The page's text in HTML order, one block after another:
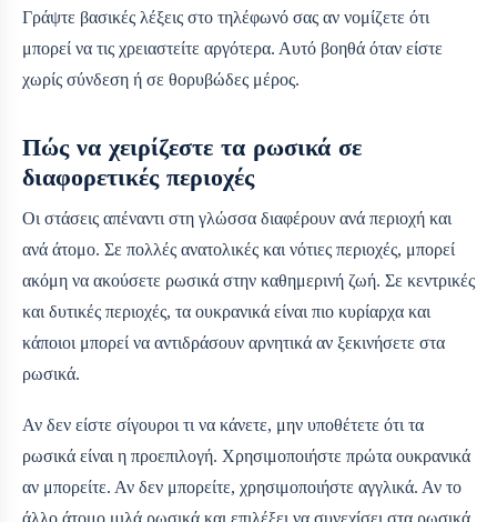
Γράψτε βασικές λέξεις στο τηλέφωνό σας αν νομίζετε ότι
μπορεί να τις χρειαστείτε αργότερα. Αυτό βοηθά όταν είστε
χωρίς σύνδεση ή σε θορυβώδες μέρος.
Πώς να χειρίζεστε τα ρωσικά σε
διαφορετικές περιοχές
Οι στάσεις απέναντι στη γλώσσα διαφέρουν ανά περιοχή και
ανά άτομο. Σε πολλές ανατολικές και νότιες περιοχές, μπορεί
ακόμη να ακούσετε ρωσικά στην καθημερινή ζωή. Σε κεντρικές
και δυτικές περιοχές, τα ουκρανικά είναι πιο κυρίαρχα και
κάποιοι μπορεί να αντιδράσουν αρνητικά αν ξεκινήσετε στα
ρωσικά.
Αν δεν είστε σίγουροι τι να κάνετε, μην υποθέτετε ότι τα
ρωσικά είναι η προεπιλογή. Χρησιμοποιήστε πρώτα ουκρανικά
αν μπορείτε. Αν δεν μπορείτε, χρησιμοποιήστε αγγλικά. Αν το